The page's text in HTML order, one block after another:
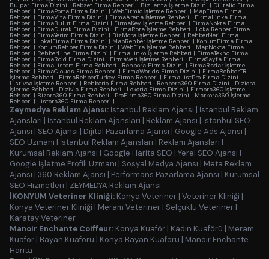
Bulpar Firma Dizini | Rebset Firma Rehberi | BizLenta İşletme Dizini | Dijitalio Firma
Rehberi | FirmaPorta Firma Dizini | WebFirmio İşletme Rehberi | MapFirma Firma
Rehberi | FirmaVita Firma Dizini | FirmaArena İşletme Rehberi | FirmaLinka Firma
Rehberi | FirmaBulut Firma Dizini | FirmaKey İşletme Rehberi | FirmaNokta Firma
Rehberi | FirmaDurak Firma Dizini | FirmaRota İşletme Rehberi | LokalRehber Firma
Rehberi | FirmaYerim Firma Dizini | BizMora İşletme Rehberi | RehberNeti Firma
Rehberi | LokalFirma Firma Dizini | MapRehber İşletme Rehberi | KonumFirma Firma
Rehberi | KonumRehber Firma Dizini | WebFira İşletme Rehberi | MapNokta Firma
Rehberi | RehberLine Firma Dizini | FirmaLinko İşletme Rehberi | FirmaTekno Firma
Rehberi | FirmaRoid Firma Dizini | FirmaVeri İşletme Rehberi | FirmaSayfa Firma
Rehberi | FirmaListem Firma Rehberi | Rehbora Firma Dizini | FirmaRadar İşletme
Rehberi | FirmaClouds Firma Rehberi | FirmaWorlds Firma Dizini | FirmaRehberTR
İşletme Rehberi | FirmaRehberTurkey Firma Rehberi | FirmaListPro Firma Dizini |
Listivoa İşletme Rehberi | Rehberio Firma Rehberi | Rehbera360 Firma Dizini | Diziora
İşletme Rehberi | Dizivia Firma Rehberi | Lokoria Firma Dizini | Firmora360 İşletme
Rehberi | Bizora360 Firma Rehberi | ProFirma360 Firma Dizini | Markora360 İşletme
Rehberi | Listora360 Firma Rehberi |
Zeymedya Reklam Ajansı: İstanbul Reklam Ajansı | İstanbul Reklam
Ajansları | İstanbul Reklam Ajansları | Reklam Ajansı | İstanbul SEO
Ajansı | SEO Ajansı | Dijital Pazarlama Ajansı | Google Ads Ajansı |
SEO Uzmanı | İstanbul Reklam Ajansları | Reklam Ajansları |
Kurumsal Reklam Ajansı | Google Harita SEO | Yerel SEO Ajansı |
Google İşletme Profili Uzmanı | Sosyal Medya Ajansı | Meta Reklam
Ajansı | 360 Reklam Ajansı | Performans Pazarlama Ajansı | Kurumsal
SEO Hizmetleri | ZEYMEDYA Reklam Ajansı
İKONYUM Veteriner Kliniği: Konya Veteriner | Veteriner Kliniği |
Konya Veteriner Kliniği | Meram Veteriner | Selçuklu Veteriner |
Karatay Veteriner
Manoir Enchante Coiffeur: Konya Kuaför | Kadın Kuaförü | Meram
Kuaför | Bayan Kuaförü | Konya Bayan Kuaförü | Manoir Enchante
Harita